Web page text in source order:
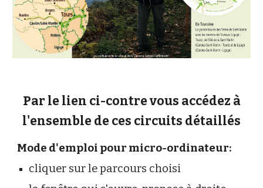
Par le lien ci-contre vous accédez à
l'ensemble de ces circuits détaillés
Mode d'emploi pour micro-ordinateur:
cliquer sur le parcours choisi